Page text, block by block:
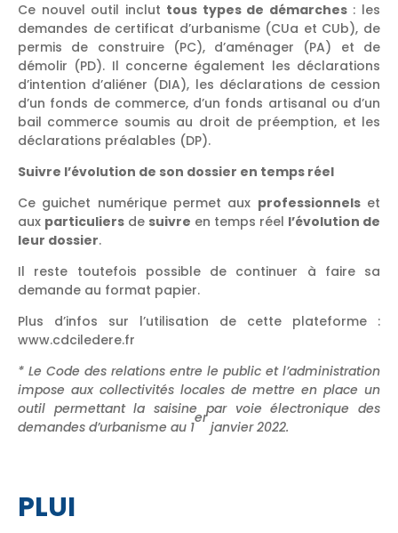
Ce nouvel outil inclut tous types de démarches: les
demandes de certificat d’urbanisme (CUa et CUb), de
permis de construire (PC), d’aménager (PA) et de
démolir (PD). Il concerne également les déclarations
d’intention d’aliéner (DIA), les déclarations de cession
d’un fonds de commerce, d’un fonds artisanal ou d’un
bail commerce soumis au droit de préemption, et les
déclarations préalables (DP).
Suivre l’évolution de son dossier en temps réel
Ce guichet numérique permet aux professionnelset
aux particuliers de suivre en temps réel l’évolution de
leur dossier.
Il reste toutefois possible de continuer à faire sa
demande au format papier.
Plus d’infos sur l’utilisation de cette plateforme :
www.cdciledere.fr
* Le Code des relations entre le public et l’administration
impose aux collectivités locales de mettre en place un
outil permettant la saisine par voie électronique des
demandes d’urbanisme au 1
er
janvier 2022.
PLUI